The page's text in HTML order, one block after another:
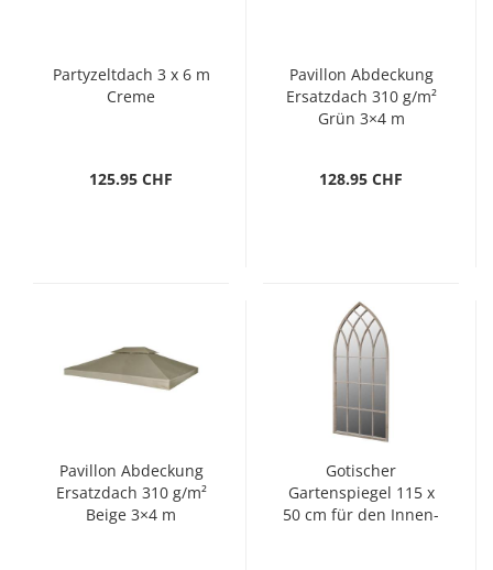
Partyzeltdach 3 x 6 m
Creme
125.95 CHF
Pavillon Abdeckung
Ersatzdach 310 g/m²
Grün 3×4 m
128.95 CHF
Pavillon Abdeckung
Ersatzdach 310 g/m²
Beige 3×4 m
Gotischer
Gartenspiegel 115 x
50 cm für den Innen-